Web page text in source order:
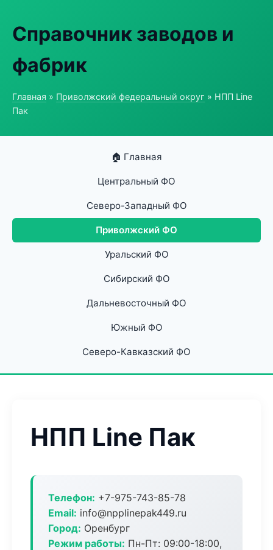
Справочник заводов и
фабрик
Главная » Приволжский федеральный округ » НПП Line
Пак
🏠 Главная
Центральный ФО
Северо-Западный ФО
Приволжский ФО
Уральский ФО
Сибирский ФО
Дальневосточный ФО
Южный ФО
Северо-Кавказский ФО
НПП Line Пак
Телефон: +7-975-743-85-78
Email: info@npplinepak449.ru
Город: Оренбург
Режим работы: Пн-Пт: 09:00-18:00,